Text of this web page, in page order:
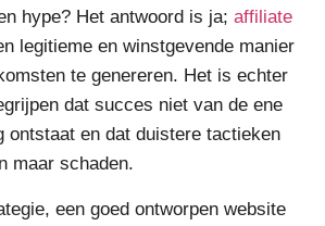
hype? Het antwoord is ja; affiliate
legitieme en winstgevende manier
te genereren. Het is echter
dat succes niet van de ene
ontstaat en dat duistere tactieken
maar schaden.
een goed ontworpen website